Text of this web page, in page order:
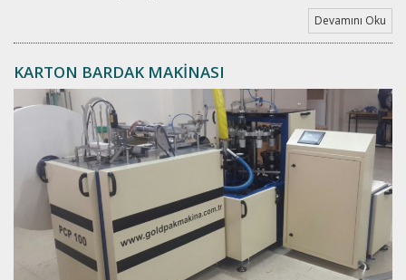
Devamını Oku
KARTON BARDAK MAKİNASI